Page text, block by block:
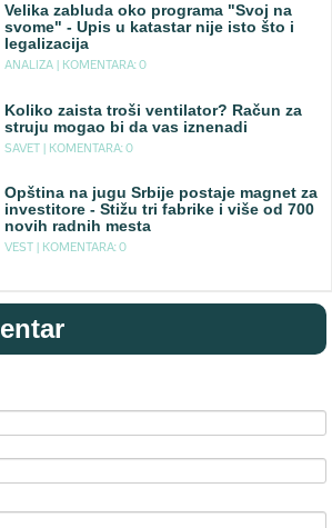
Velika zabluda oko programa "Svoj na
svome" - Upis u katastar nije isto što i
legalizacija
ANALIZA | KOMENTARA: 0
Koliko zaista troši ventilator? Račun za
struju mogao bi da vas iznenadi
SAVET | KOMENTARA: 0
Opština na jugu Srbije postaje magnet za
investitore - Stižu tri fabrike i više od 700
novih radnih mesta
VEST | KOMENTARA: 0